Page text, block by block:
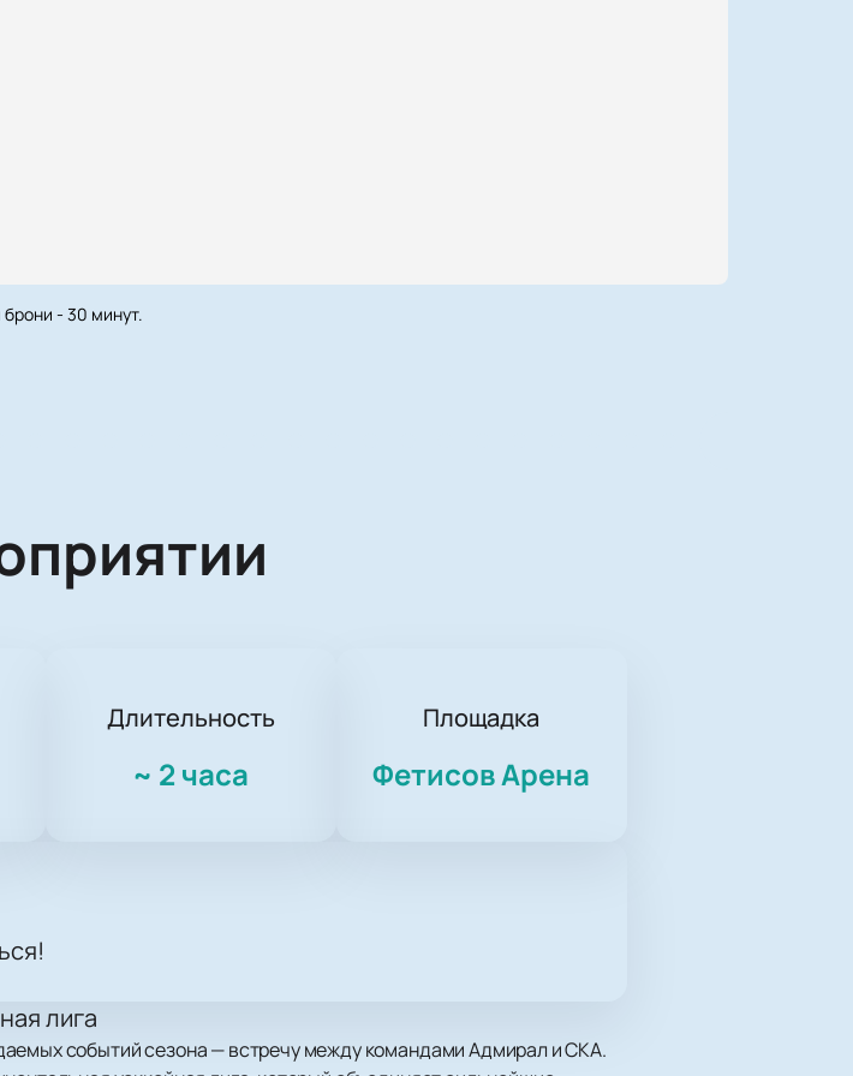
- 30 минут.
Длительность
~ 2 часа
Площадка
Фетисов Арена
лига
событий сезона — встречу между командами Адмирал и СКА.